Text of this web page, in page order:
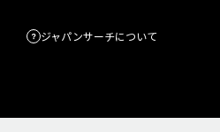
ジャパンサーチについて